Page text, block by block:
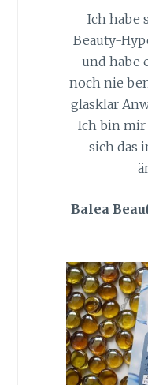
Ich habe
Beauty-
und habe
noch nie
glasklar
Ich bin mir
sich das
Balea